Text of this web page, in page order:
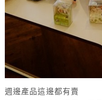
週邊產品這邊都有賣